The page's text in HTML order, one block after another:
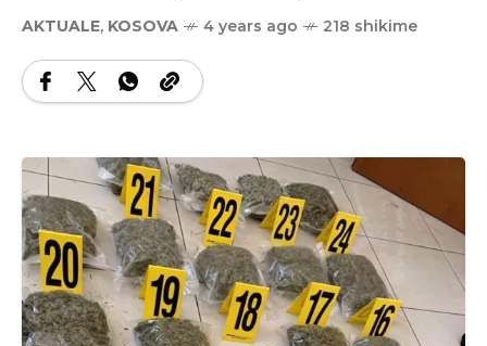
AKTUALE, KOSOVA 4 years ago 218 shikime